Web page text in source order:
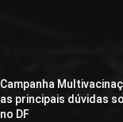
Campanha
as principais dúvidas
no DF